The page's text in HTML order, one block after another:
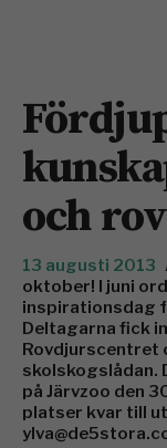
och
13 augusti 2013
oktober! I juni
inspirationsdag
Deltagarna fick
Rovdjurscentret
skolskogslådan.
på Järvzoo den
platser kvar till